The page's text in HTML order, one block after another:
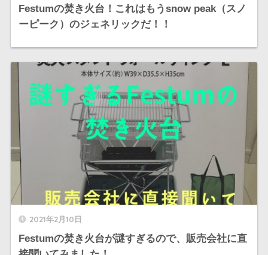
Festumの焚き火台！これはもうsnow peak（スノ
ーピーク）のジェネリックだ！！
2021年2月10日
Festumの焚き火台が謎すぎるので、販売会社に直